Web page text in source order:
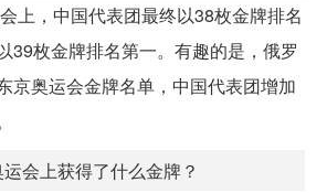
上，中国代表团最终以38枚金牌排名
39枚金牌排名第一。有趣的是，俄罗
京奥运会金牌名单，中国代表团增加
会上获得了什么金牌？